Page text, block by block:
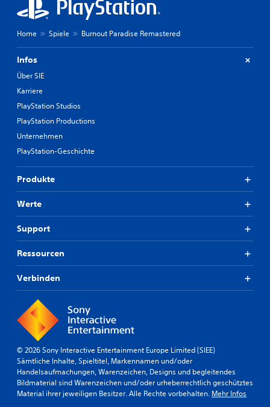
Home Spiele Burnout Paradise Remastered
Infos
Über SIE
Karriere
PlayStation Studios
PlayStation Productions
Unternehmen
PlayStation-Geschichte
Produkte
Werte
Support
Ressourcen
Verbinden
© 2026 Sony Interactive Entertainment Europe Limited (SIEE)
Sämtliche Inhalte, Spieltitel, Markennamen und/oder
Handelsaufmachungen, Warenzeichen, Designs und begleitendes
Bildmaterial sind Warenzeichen und/oder urheberrechtlich geschütztes
Material ihrer jeweiligen Besitzer. Alle Rechte vorbehalten. Mehr Infos